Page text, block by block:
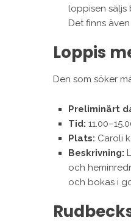
loppisen säljs
Det finns
Loppis
Den som söker
Preliminärt
Tid:
Plats: Caroli
Beskrivning:
och
och bokas i